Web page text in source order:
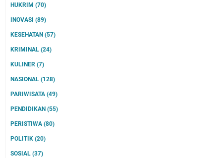
HUKRIM (70)
INOVASI (89)
KESEHATAN (57)
KRIMINAL (24)
KULINER (7)
NASIONAL (128)
PARIWISATA (49)
PENDIDIKAN (55)
PERISTIWA (80)
POLITIK (20)
SOSIAL (37)